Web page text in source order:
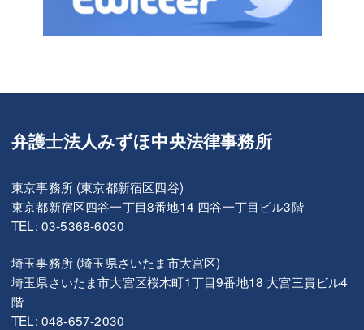
弁護士法人みずほ中央法律事務所
東京事務所 (東京都新宿区四谷)
東京都新宿区四谷一丁目8番地14 四谷一丁目ビル3階
TEL: 03-5368-6030
埼玉事務所 (埼玉県さいたま市大宮区)
埼玉県さいたま市大宮区桜木町1丁目9番地18 大宮三貴ビル4
階
TEL: 048-657-2030